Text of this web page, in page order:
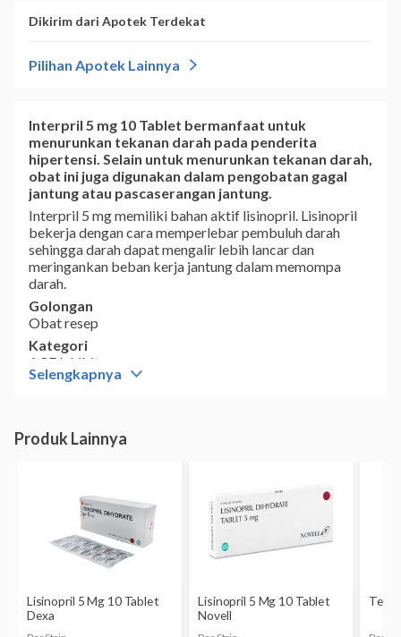
Interpril 5 mg 10 Tablet bermanfaat untuk
menurunkan tekanan darah pada penderita
hipertensi. Selain untuk menurunkan tekanan darah,
obat ini juga digunakan dalam pengobatan gagal
jantung atau pascaserangan jantung.
Interpril 5 mg memiliki bahan aktif lisinopril. Lisinopril
bekerja dengan cara memperlebar pembuluh darah
sehingga darah dapat mengalir lebih lancar dan
meringankan beban kerja jantung dalam memompa
darah.
Golongan
Obat resep
Kategori
ACE Inhibitor
Komposisi
Dewasa dan anak usia >6 tahun
mungkin lebih besar daripada risikonya, misalnya untuk
mengatasi situasi yang mengancam jiwa.
Belum diketahui apakah l
isinopril
di dalam Interpril 5
dapat terserap ke dalam ASI atau tidak. Bila Anda
sedang menyusui, jangan menggunakan obat ini tanpa
Bentuk
Selengkapnya